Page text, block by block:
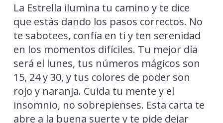
La Estrella ilumina tu camino y te dice
que estás dando los pasos correctos. No
te sabotees, confía en ti y ten serenidad
en los momentos difíciles. Tu mejor día
será el lunes, tus números mágicos son
15, 24 y 30, y tus colores de poder son
rojo y naranja. Cuida tu mente y el
insomnio, no sobrepienses. Esta carta te
abre a la buena suerte y te pide dejar